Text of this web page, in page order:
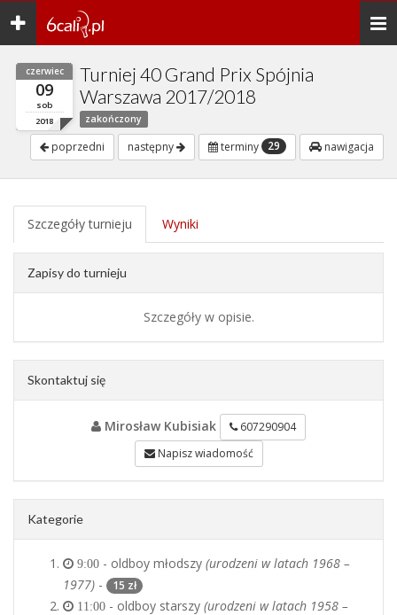
Toggle
navigation
czerwiec
09
sob
2018
Turniej 40 Grand Prix Spójnia
Warszawa 2017/2018
zakończony
poprzedni następny terminy 29 nawigacja
Szczegóły turnieju Wyniki
Zapisy do turnieju
Szczegóły w opisie.
Skontaktuj się
Mirosław Kubisiak
607290904
Napisz wiadomość
Kategorie
9:00 - oldboy młodszy (urodzeni w latach 1968 –
1977) - 15 zł
11:00 - oldboy starszy (urodzeni w latach 1958 –